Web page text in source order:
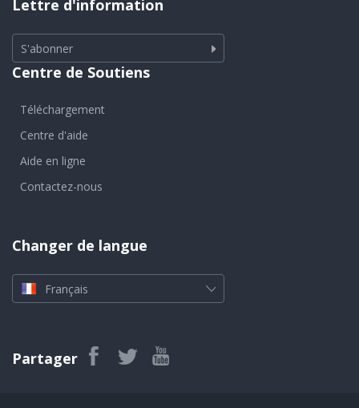
Lettre d'information
S'abonner
Centre de Soutiens
Téléchargement
Centre d'aide
Aide en ligne
Contactez-nous
Changer de langue
Français
Partager